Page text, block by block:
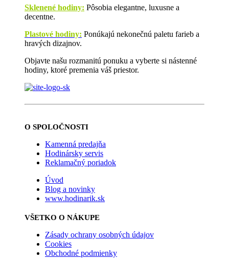
Sklenené hodiny: Pôsobia elegantne, luxusne a
decentne.
Plastové hodiny: Ponúkajú nekonečnú paletu farieb a
hravých dizajnov.
Objavte našu rozmanitú ponuku a vyberte si nástenné
hodiny, ktoré premenia váš priestor.
O SPOLOČNOSTI
Kamenná predajňa
Hodinársky servis
Reklamačný poriadok
Úvod
Blog a novinky
www.hodinarik.sk
VŠETKO O NÁKUPE
Zásady ochrany osobných údajov
Cookies
Obchodné podmienky